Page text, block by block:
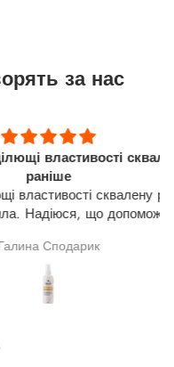
за нас
сквалену
сквалену раніше,
що допоможе мені в
зарано.